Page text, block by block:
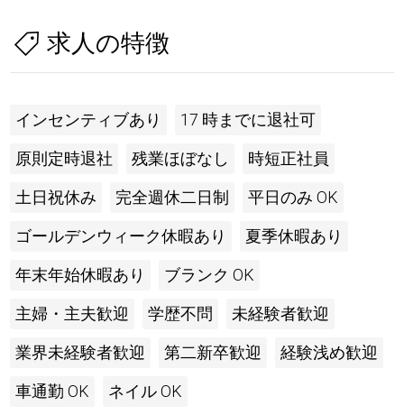
求人の特徴
インセンティブあり 17 時までに退社可
原則定時退社 残業ほぼなし 時短正社員
土日祝休み 完全週休二日制 平日のみ OK
ゴールデンウィーク休暇あり 夏季休暇あり
年末年始休暇あり ブランク OK
主婦・主夫歓迎 学歴不問 未経験者歓迎
業界未経験者歓迎 第二新卒歓迎 経験浅め歓迎
車通勤 OK ネイル OK